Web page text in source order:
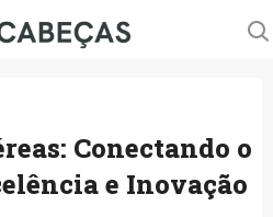
Conectando o
e Inovação